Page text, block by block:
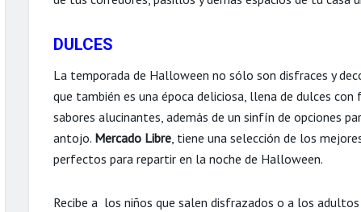
DULCES
La temporada de Halloween no sólo son disfraces y
que también es una época deliciosa, llena de dulces
sabores alucinantes, además de un sinfín de opciones
antojo. Mercado Libre, tiene una selección de los
perfectos para repartir en la noche de Halloween. ​
Recibe a ​ los niños que salen disfrazados o a los